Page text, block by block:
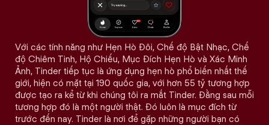
Với các tính năng như Hẹn Hò Đôi, Chế độ Bật Nhạc, Chế
độ Chiêm Tinh, Hộ Chiếu, Mục Đích Hẹn Hò và Xác Minh
Ảnh, Tinder tiếp tục là ứng dụng hẹn hò phổ biến nhất thế
giới, hiện có mặt tại 190 quốc gia, với hơn 55 tỷ tương hợp
được tạo ra kể từ khi chúng tôi ra mắt Tinder. Đằng sau mỗi
tương hợp đó là một người thật. Đó luôn là mục đích từ
trước đến nay. Tinder là nơi để gặp những người bạn có